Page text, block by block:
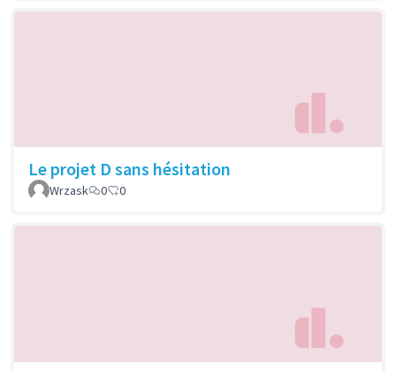
Le projet D sans hésitation
Wrzask 0 0